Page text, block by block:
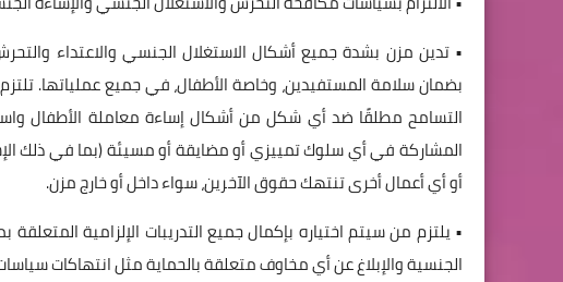
بضمان سلامة المستفيدين، وخاصة الأطفال، في جميع عملياتها.
التسامح مطلقًا ضد أي شكل من أشكال إساءة معاملة الأطفال
المشاركة في أي سلوك تمييزي أو مضايقة أو مسيئة (بما في ذلك
أو أي أعمال أخرى تنتهك حقوق الآخرين، سواء داخل أو خارج مزن.
• يلتزم من سيتم اختياره بإكمال جميع التدريبات الإلزامية
الجنسية والإبلاغ عن أي مخاوف متعلقة بالحماية مثل انتهاكات